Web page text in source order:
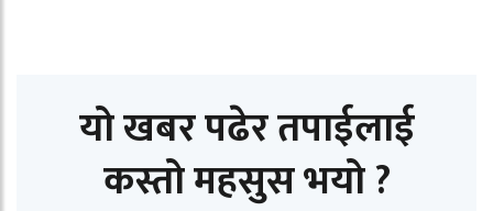
यो खबर पढेर तपाईलाई
कस्तो महसुस भयो ?